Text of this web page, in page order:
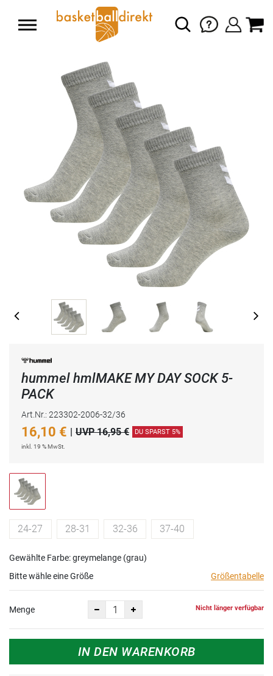
hummel hmlMAKE MY DAY SOCK 5-
PACK
Art.Nr.: 223302-2006-32/36
16,10 € | UVP 16,95 € DU SPARST 5%
inkl. 19 % MwSt.
24-27 28-31 32-36 37-40
Gewählte Farbe: greymelange (grau)
Bitte wähle eine Größe
Größentabelle
Menge Nicht länger verfügbar
IN DEN WARENKORB